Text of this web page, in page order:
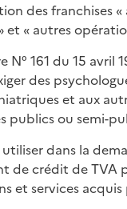
des franchises «
et « autres
N° 161 du 15 avril
des
et aux
publics ou semi-
utiliser dans la
de crédit de TVA
et services